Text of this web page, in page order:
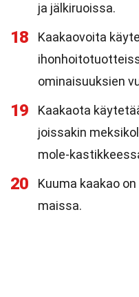
ja jälkiruoissa.
18
Kaakaovoita
ominaisuuksien
19
Kaakaota
joissakin
mole-
20
Kuuma kaakao
maissa.